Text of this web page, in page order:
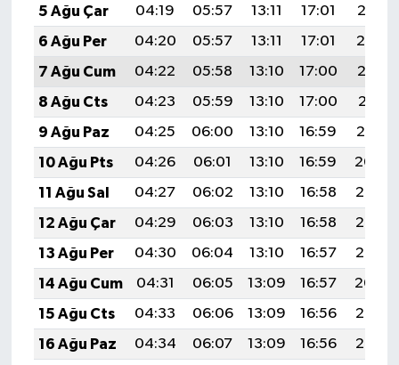
5 Ağu Çar
04:19 05:57 13:11 17:01
20:15
6 Ağu Per
04:20 05:57 13:11 17:01
20:14
7 Ağu Cum
04:22 05:58 13:10 17:00
20:13
8 Ağu Cts
04:23 05:59 13:10 17:00
20:11
9 Ağu Paz
04:25 06:00 13:10 16:59
20:10
10 Ağu Pts
04:26 06:01 13:10 16:59
20:09
11 Ağu Sal
04:27 06:02 13:10 16:58
20:08
12 Ağu Çar
04:29 06:03 13:10 16:58
20:07
13 Ağu Per
04:30 06:04 13:10 16:57
20:05
14 Ağu Cum
04:31 06:05 13:09 16:57
20:04
15 Ağu Cts
04:33 06:06 13:09 16:56
20:03
16 Ağu Paz
04:34 06:07 13:09 16:56
20:02